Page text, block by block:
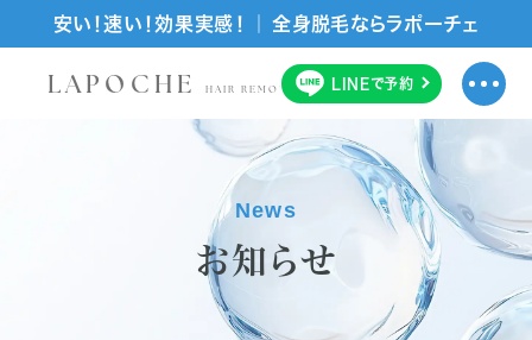
安い！速い！効果実感！ ｜ 全身脱毛ならラポーチェ
LAPOCHE HAIR REMOVAL SALONLINEで予約
News
お知らせ